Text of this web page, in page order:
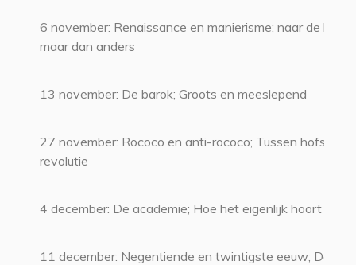
6 november: Renaissance en manierisme; naar de
maar dan anders
13 november: De barok; Groots en meeslepend
27 november: Rococo en anti-rococo; Tussen hofstijl en
revolutie
4 december: De academie; Hoe het eigenlijk hoort
11 december: Negentiende en twintigste eeuw; De